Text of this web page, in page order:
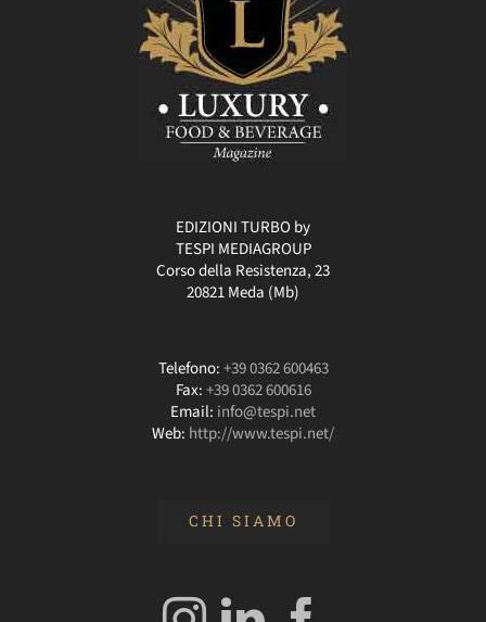
EDIZIONI TURBO by
TESPI MEDIAGROUP
Corso della Resistenza, 23
20821 Meda (Mb)
Telefono:+39 0362 600463
Fax:+39 0362 600616
Email: info@tespi.net
Web: http://www.tespi.net/
CHI SIAMO